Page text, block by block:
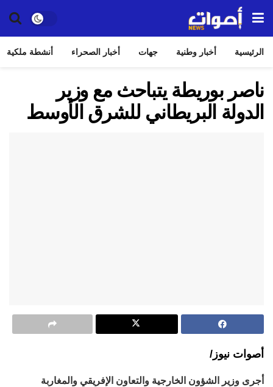
الرئيسية أخبار وطنية جهات أخبار الصحراء أنشطة ملكية
ناصر بوريطة يتباحث مع وزير
الدولة البريطاني للشرق الأوسط
أصوات نيوز/
أجرى وزير الشؤون الخارجية والتعاون الإفريقي والمغاربة